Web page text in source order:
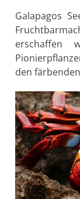
Galapagos
erschaffen
den